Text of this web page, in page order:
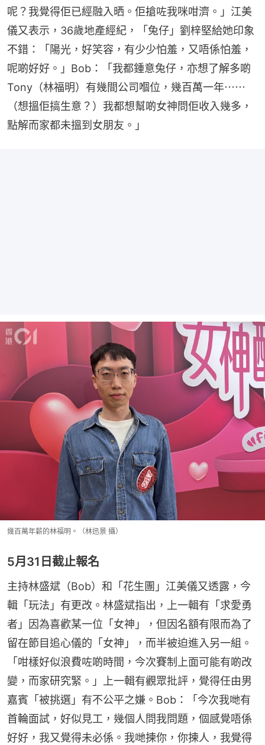
呢？我覺得佢已經融入晒。佢搶咗我咪咁濟。」江美
儀又表示，36歲地產經紀，「兔仔」劉梓堅給她印象
不錯：「陽光，好笑容，有少少怕羞，又唔係怕羞，
呢啲好好。」Bob：「我都鍾意兔仔，亦想了解多啲
Tony（林福明）有幾間公司嗰位，幾百萬一年⋯⋯
（想搵佢搞生意？）我都想幫啲女神問佢收入幾多，
點解而家都未搵到女朋友。」
幾百萬年薪的林福明。（林迅景 攝）
5月31日截止報名
主持林盛斌（Bob）和「花生團」江美儀又透露，今
輯「玩法」有更改。林盛斌指出，上一輯有「求愛勇
者」因為喜歡某一位「女神」，但因名額有限而為了
留在節目追心儀的「女神」，而半被迫進入另一組。
「咁樣好似浪費咗啲時間，今次賽制上面可能有啲改
變，而家研究緊。」上一輯有觀眾批評，覺得任由男
嘉賓「被挑選」有不公平之嫌。Bob：「今次我哋有
首輪面試，好似見工，幾個人問我問題，個感覺唔係
好好，我又覺得未必係。我哋揀你，你揀人，我覺得